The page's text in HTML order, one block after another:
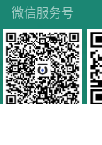
微信服务号